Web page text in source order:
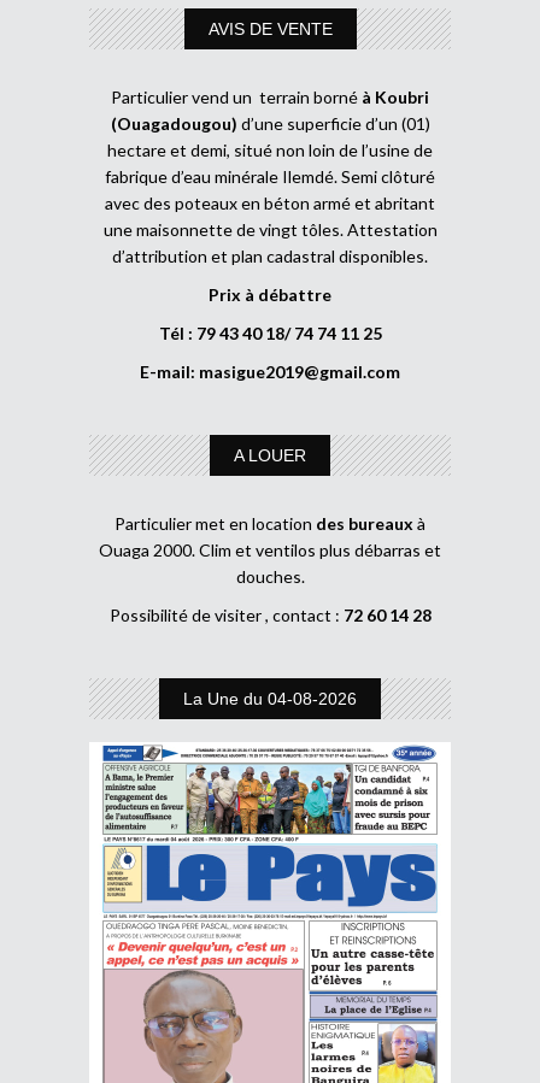
AVIS DE VENTE
Particulier vend un terrain borné à Koubri
(Ouagadougou) d’une superficie d’un (01)
hectare et demi, situé non loin de l’usine de
fabrique d’eau minérale Ilemdé. Semi clôturé
avec des poteaux en béton armé et abritant
une maisonnette de vingt tôles. Attestation
d’attribution et plan cadastral disponibles.
Prix à débattre
Tél : 79 43 40 18/ 74 74 11 25
E-mail: masigue2019@gmail.com
A LOUER
Particulier met en location des bureaux à
Ouaga 2000. Clim et ventilos plus débarras et
douches.
Possibilité de visiter , contact : 72 60 14 28
La Une du 04-08-2026